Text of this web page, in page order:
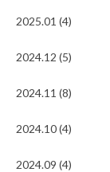
2025.01 (4)
2024.12 (5)
2024.11 (8)
2024.10 (4)
2024.09 (4)